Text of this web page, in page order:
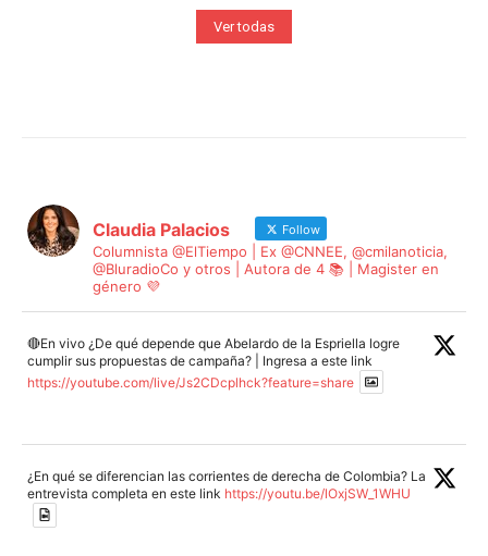
Ver todas
Claudia Palacios Follow
Columnista @ElTiempo | Ex @CNNEE, @cmilanoticia,
@BluradioCo y otros | Autora de 4 📚 | Magister en
género 💜
🔴En vivo ¿De qué depende que Abelardo de la Espriella logre
cumplir sus propuestas de campaña? | Ingresa a este link
https://youtube.com/live/Js2CDcplhck?feature=share
¿En qué se diferencian las corrientes de derecha de Colombia? La
entrevista completa en este link https://youtu.be/lOxjSW_1WHU